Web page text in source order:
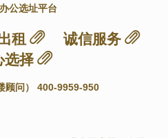
公选址平台
租
诚信服务
选择
顾问） 400-9959-950